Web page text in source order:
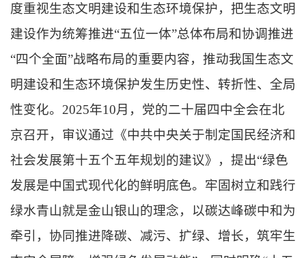
度重视生态文明建设和生态环境保护，把生态文明
建设作为统筹推进“五位一体”总体布局和协调推进
“四个全面”战略布局的重要内容，推动我国生态文
明建设和生态环境保护发生历史性、转折性、全局
性变化。2025年10月，党的二十届四中全会在北
京召开，审议通过《中共中央关于制定国民经济和
社会发展第十五个五年规划的建议》，提出“绿色
发展是中国式现代化的鲜明底色。牢固树立和践行
绿水青山就是金山银山的理念，以碳达峰碳中和为
牵引，协同推进降碳、减污、扩绿、增长，筑牢生